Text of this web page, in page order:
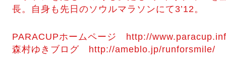
長。自身も先日のソウルマラソンにて3’12。
PARACUPホームページ http://
森村ゆきブログ http://ameblo.jp/runforsmile/